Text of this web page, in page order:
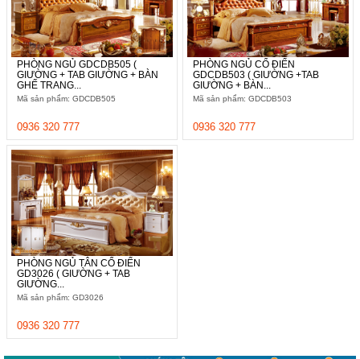
PHÒNG NGỦ GDCDB505 (
GIƯỜNG + TAB GIƯỜNG + BÀN
GHẾ TRANG...
Mã sản phẩm: GDCDB505
0936 320 777
PHÒNG NGỦ CỔ ĐIỂN
GDCDB503 ( GIƯỜNG +TAB
GIƯỜNG + BÀN...
Mã sản phẩm: GDCDB503
0936 320 777
PHÒNG NGỦ TÂN CỔ ĐIỂN
GD3026 ( GIƯỜNG + TAB
GIƯỜNG...
Mã sản phẩm: GD3026
0936 320 777